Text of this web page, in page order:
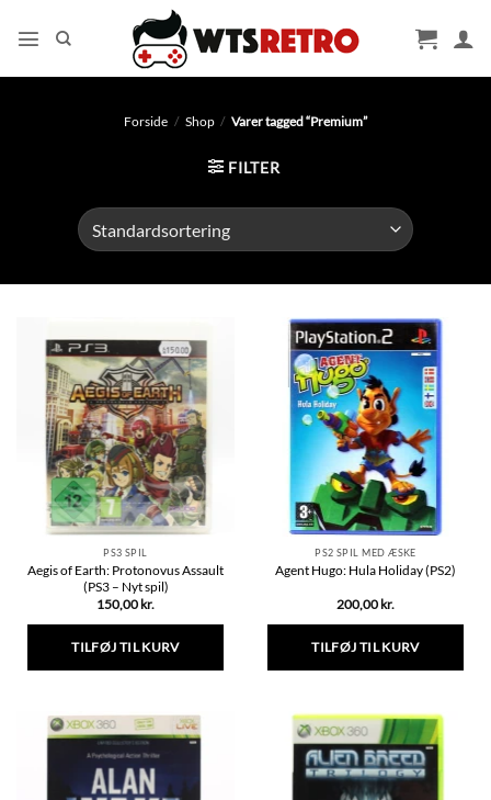
Forside / Shop / Varer tagged “Premium”
FILTER
PS3 SPIL
Aegis of Earth: Protonovus Assault
(PS3 – Nyt spil)
150,00 kr.
TILFØJ TIL KURV
PS2 SPIL MED ÆSKE
Agent Hugo: Hula Holiday (PS2)
200,00 kr.
TILFØJ TIL KURV